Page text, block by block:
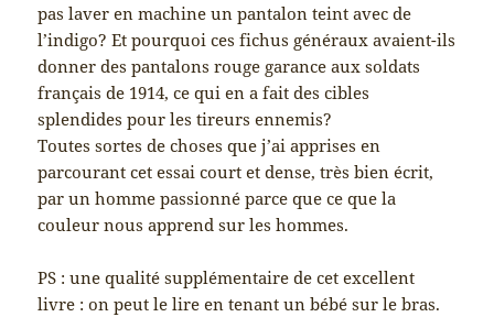
pas laver en machine un pantalon teint avec de
l’indigo? Et pourquoi ces fichus généraux avaient-ils
donner des pantalons rouge garance aux soldats
français de 1914, ce qui en a fait des cibles
splendides pour les tireurs ennemis?
Toutes sortes de choses que j’ai apprises en
parcourant cet essai court et dense, très bien écrit,
par un homme passionné parce que ce que la
couleur nous apprend sur les hommes.
PS : une qualité supplémentaire de cet excellent
livre : on peut le lire en tenant un bébé sur le bras.